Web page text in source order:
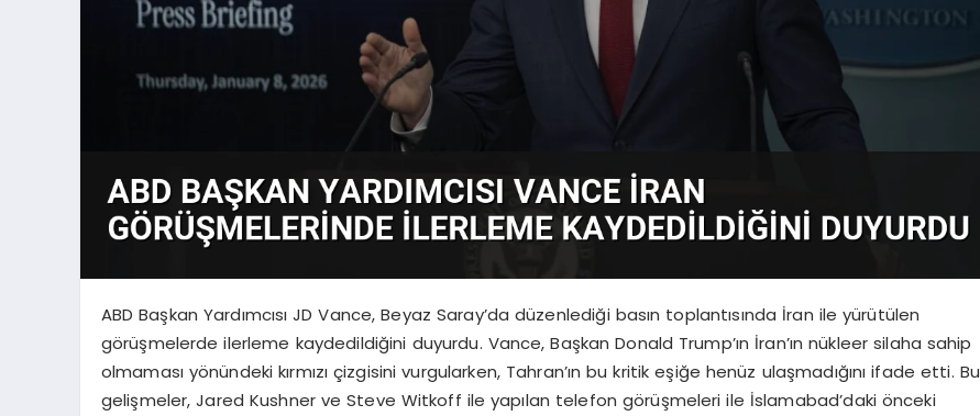
ABD Başkan Yardımcısı JD Vance, Beyaz Saray’da düzenlediği basın toplantısında İran ile yürütülen
görüşmelerde ilerleme kaydedildiğini duyurdu. Vance, Başkan Donald Trump’ın İran’ın nükleer silaha sahip
olmaması yönündeki kırmızı çizgisini vurgularken, Tahran’ın bu kritik eşiğe henüz ulaşmadığını ifade etti. Bu
gelişmeler, Jared Kushner ve Steve Witkoff ile yapılan telefon görüşmeleri ile İslamabad’daki önceki